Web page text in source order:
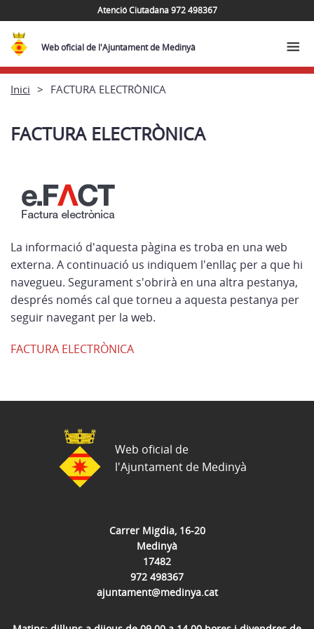
Atenció Ciutadana 972 498367
Web oficial de l'Ajuntament de Medinyà
Inici FACTURA ELECTRÒNICA
FACTURA ELECTRÒNICA
La informació d'aquesta pàgina es troba en una web
externa. A continuació us indiquem l'enllaç per a que hi
navegueu. Segurament s'obrirà en una altra pestanya,
després només cal que torneu a aquesta pestanya per
seguir navegant per la web.
FACTURA ELECTRÒNICA
Carrer Migdia, 16-20
Medinyà
17482
972 498367
ajuntament@medinya.cat
Web oficial de
l'Ajuntament de Medinyà